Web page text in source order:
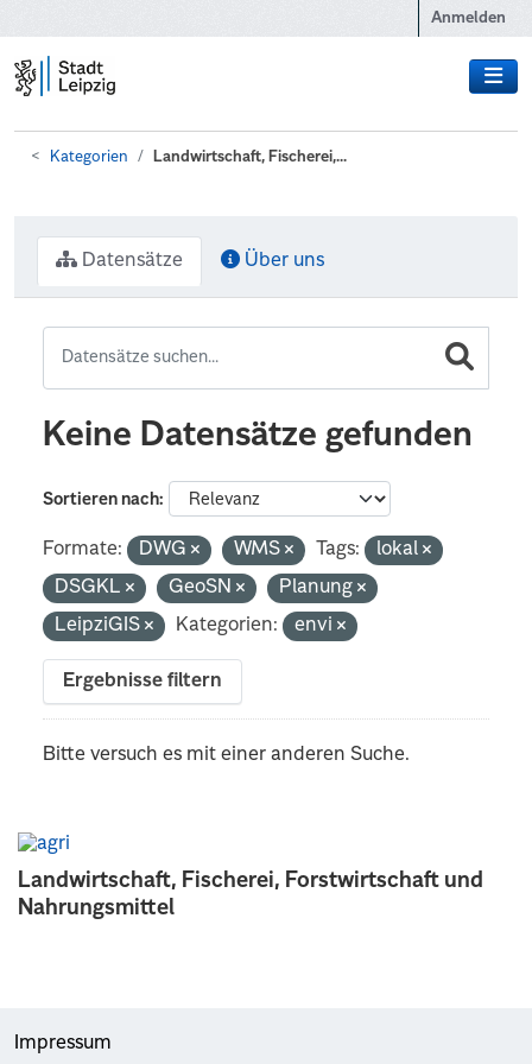
Anmelden
Kategorien Landwirtschaft, Fischerei,...
Landwirtschaft, Fischerei, Forstwirtschaft und
Nahrungsmittel
Datensätze Über uns
Keine Datensätze gefunden
Sortieren nach
Formate: DWG WMS Tags:
lokal
DSGKL
GeoSN
Planung
LeipziGIS
Kategorien: envi
Ergebnisse filtern
Bitte versuch es mit einer anderen Suche.
Impressum